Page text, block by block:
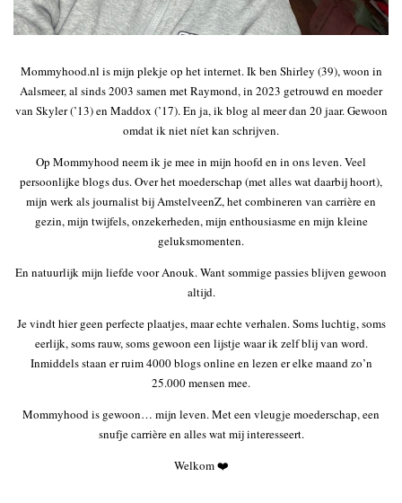
Mommyhood.nl is mijn plekje op het internet. Ik ben Shirley (39), woon in
Aalsmeer, al sinds 2003 samen met Raymond, in 2023 getrouwd en moeder
van Skyler (’13) en Maddox (’17). En ja, ik blog al meer dan 20 jaar. Gewoon
omdat ik niet níet kan schrijven.
Op Mommyhood neem ik je mee in mijn hoofd en in ons leven. Veel
persoonlijke blogs dus. Over het moederschap (met alles wat daarbij hoort),
mijn werk als journalist bij AmstelveenZ, het combineren van carrière en
gezin, mijn twijfels, onzekerheden, mijn enthousiasme en mijn kleine
geluksmomenten.
En natuurlijk mijn liefde voor Anouk. Want sommige passies blijven gewoon
altijd.
Je vindt hier geen perfecte plaatjes, maar echte verhalen. Soms luchtig, soms
eerlijk, soms rauw, soms gewoon een lijstje waar ik zelf blij van word.
Inmiddels staan er ruim 4000 blogs online en lezen er elke maand zo’n
25.000 mensen mee.
Mommyhood is gewoon… mijn leven. Met een vleugje moederschap, een
snufje carrière en alles wat mij interesseert.
Welkom ❤️